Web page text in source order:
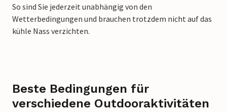
So sind Sie jederzeit unabhängig von den
Wetterbedingungen und brauchen trotzdem nicht auf das
kühle Nass verzichten.
Beste Bedingungen für
verschiedene Outdooraktivitäten